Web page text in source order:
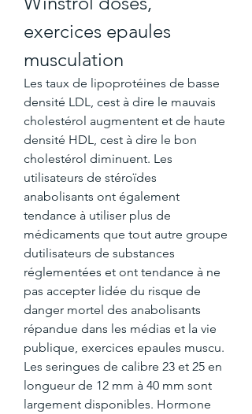
exercices epaules
musculation
Les taux de lipoprotéines de basse
densité LDL, cest à dire le mauvais
cholestérol augmentent et de haute
densité HDL, cest à dire le bon
cholestérol diminuent. Les
utilisateurs de stéroïdes
anabolisants ont également
tendance à utiliser plus de
médicaments que tout autre groupe
dutilisateurs de substances
réglementées et ont tendance à ne
pas accepter lidée du risque de
danger mortel des anabolisants
répandue dans les médias et la vie
publique, exercices epaules muscu.
Les seringues de calibre 23 et 25 en
longueur de 12 mm à 40 mm sont
largement disponibles. Hormone